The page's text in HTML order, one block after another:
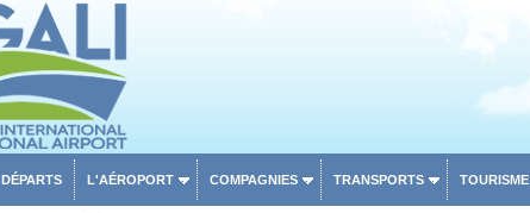
DÉPARTS L'AÉROPORT COMPAGNIES TRANSPORTS TOURISME